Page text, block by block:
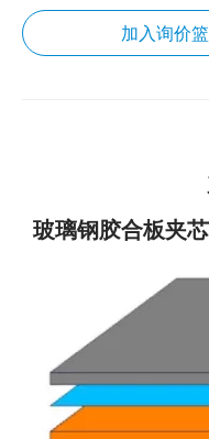
加入询价篮
玻璃钢胶合板夹